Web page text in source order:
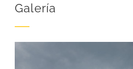
Galería